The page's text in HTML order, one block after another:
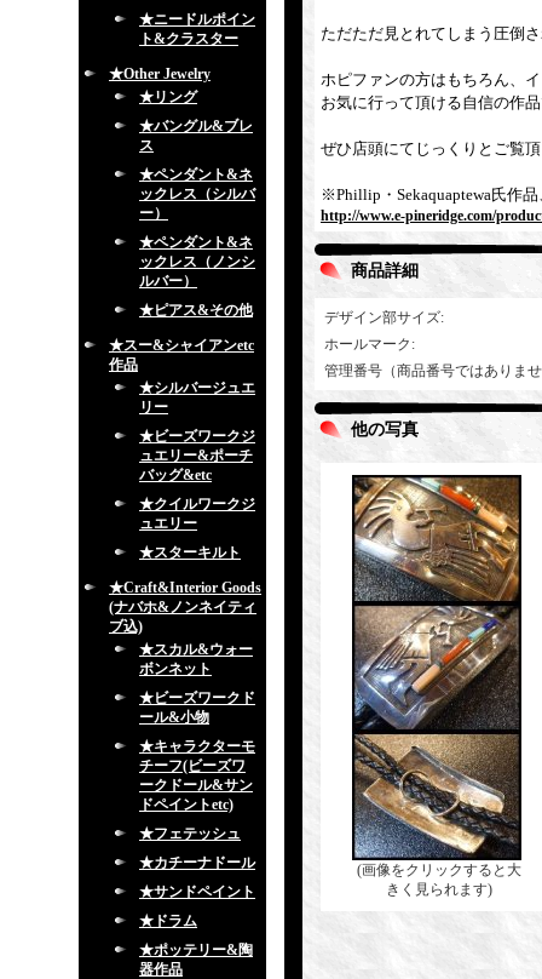
★ニードルポイン
ト&クラスター
★Other Jewelry
★リング
★バングル&ブレ
ス
★ペンダント&ネ
ックレス（シルバ
ー）
★ペンダント&ネ
ックレス（ノンシ
ルバー）
★ピアス&その他
★スー&シャイアンetc
作品
★シルバージュエ
リー
★ビーズワークジ
ュエリー&ポーチ
バッグ&etc
★クイルワークジ
ュエリー
★スターキルト
★Craft&Interior Goods
(ナバホ&ノンネイティ
ブ込)
★スカル&ウォー
ボンネット
★ビーズワークド
ール&小物
★キャラクターモ
チーフ(ビーズワ
ークドール&サン
ドペイントetc)
★フェテッシュ
★カチーナドール
★サンドペイント
★ドラム
★ポッテリー&陶
器作品
ただただ見とれてしまう圧倒
ホピファンの方はもちろん、
お気に行って頂ける自信の作
ぜひ店頭にてじっくりとご覧
※Phillip・Sekaquaptewa氏作
http://www.e-pineridge.com/
商品詳細
デザイン部サイズ:
ホールマーク :
管理番号（商品番号ではありま
他の写真
(画像をクリックすると大
きく見られます)